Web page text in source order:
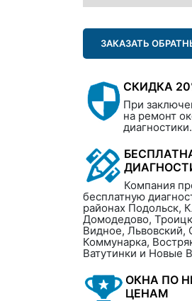
ЗАКАЗАТЬ
СКИДКА
При
на ремонт
диагностики.
Компания
бесплатную
районах Подольск,
Домодедово,
Видное, Львовский,
Коммунарка,
Ватутинки и Новые
ОКНА ПО
ЦЕНАМ